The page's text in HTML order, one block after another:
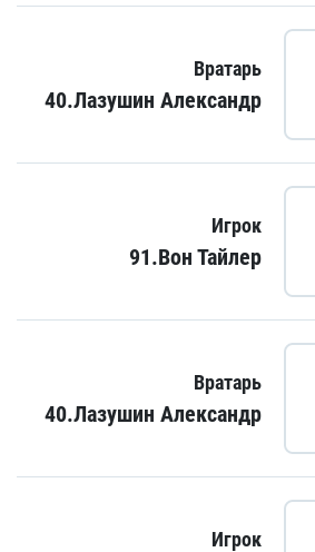
Вратарь
40.Лазушин Александр
Игрок
91.Вон Тайлер
Вратарь
40.Лазушин Александр
Игрок